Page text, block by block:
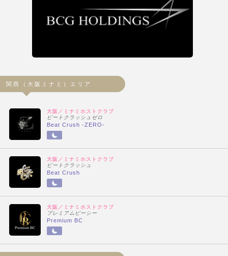
関西（大阪ミナミ）エリア
大阪／ミナミホストクラブ
ビートクラッシュゼロ
Beat Crush -ZERO-
大阪／ミナミホストクラブ
ビートクラッシュ
Beat Crush
大阪／ミナミホストクラブ
プレミアムビーシー
Premium BC